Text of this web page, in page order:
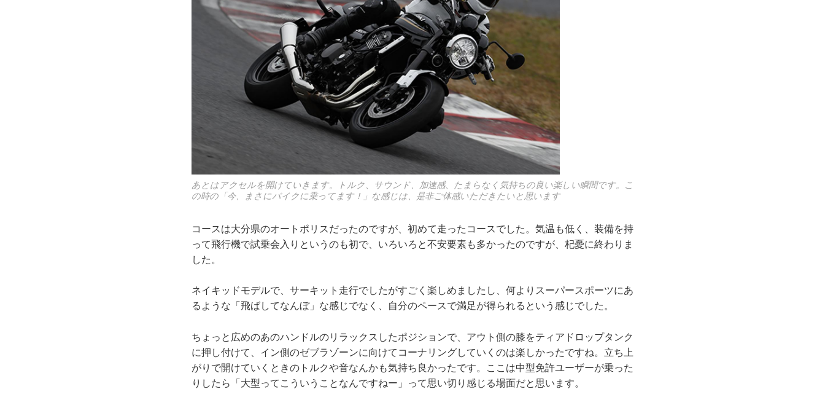
あとはアクセルを開けていきます。トルク、サウンド、加速感、たまらなく気持ちの良い楽しい瞬間です。こ
の時の「今、まさにバイクに乗ってます！」な感じは、是非ご体感いただきたいと思います
コースは大分県のオートポリスだったのですが、初めて走ったコースでした。気温も低く、装備を持
って飛行機で試乗会入りというのも初で、いろいろと不安要素も多かったのですが、杞憂に終わりま
した。
ネイキッドモデルで、サーキット走行でしたがすごく楽しめましたし、何よりスーパースポーツにあ
るような「飛ばしてなんぼ」な感じでなく、自分のペースで満足が得られるという感じでした。
ちょっと広めのあのハンドルのリラックスしたポジションで、アウト側の膝をティアドロップタンク
に押し付けて、イン側のゼブラゾーンに向けてコーナリングしていくのは楽しかったですね。立ち上
がりで開けていくときのトルクや音なんかも気持ち良かったです。ここは中型免許ユーザーが乗った
りしたら「大型ってこういうことなんですねー」って思い切り感じる場面だと思います。